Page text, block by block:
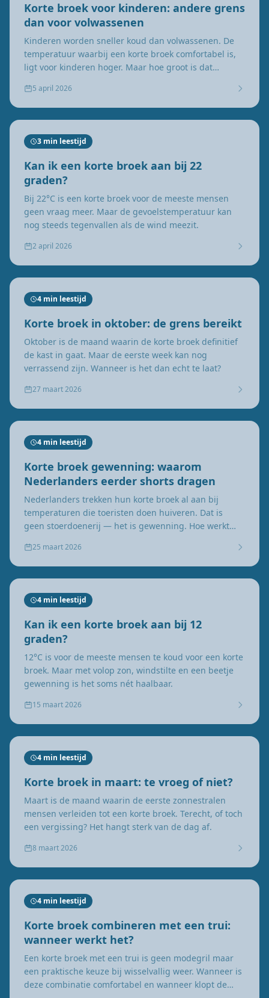
Korte broek voor kinderen: andere grens
dan voor volwassenen
Kinderen worden sneller koud dan volwassenen. De
temperatuur waarbij een korte broek comfortabel is,
ligt voor kinderen hoger. Maar hoe groot is dat
5 april 2026
3 min leestijd
Kan ik een korte broek aan bij 22
graden?
Bij 22°C is een korte broek voor de meeste mensen
geen vraag meer. Maar de gevoelstemperatuur kan
nog steeds tegenvallen als de wind meezit.
2 april 2026
4 min leestijd
Korte broek in oktober: de grens bereikt
Oktober is de maand waarin de korte broek definitief
de kast in gaat. Maar de eerste week kan nog
verrassend zijn. Wanneer is het dan echt te laat?
27 maart 2026
4 min leestijd
Korte broek gewenning: waarom
Nederlanders eerder shorts dragen
Nederlanders trekken hun korte broek al aan bij
temperaturen die toeristen doen huiveren. Dat is
geen stoerdoenerij — het is gewenning. Hoe werkt
25 maart 2026
4 min leestijd
Kan ik een korte broek aan bij 12
graden?
12°C is voor de meeste mensen te koud voor een korte
broek. Maar met volop zon, windstilte en een beetje
gewenning is het soms nét haalbaar.
15 maart 2026
4 min leestijd
Korte broek in maart: te vroeg of niet?
Maart is de maand waarin de eerste zonnestralen
mensen verleiden tot een korte broek. Terecht, of toch
een vergissing? Het hangt sterk van de dag af.
8 maart 2026
4 min leestijd
Korte broek combineren met een trui:
wanneer werkt het?
Een korte broek met een trui is geen modegril maar
een praktische keuze bij wisselvallig weer. Wanneer is
deze combinatie comfortabel en wanneer klopt de